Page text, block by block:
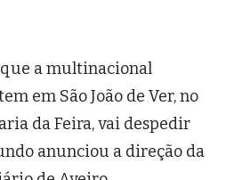
a multinacional
em São João de Ver, no
da Feira, vai despedir
anunciou a direção da